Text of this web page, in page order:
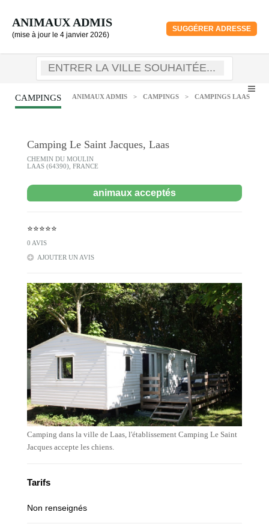
ANIMAUX ADMIS
(mise à jour le 4 janvier 2026)
SUGGÉRER ADRESSE
CAMPINGS ANIMAUX ADMIS > CAMPINGS > CAMPINGS LAAS
Camping Le Saint Jacques, Laas
CHEMIN DU MOULIN
LAAS (64390), FRANCE
animaux acceptés
⭐⭐⭐⭐⭐
0 AVIS
AJOUTER UN AVIS
Camping dans la ville de Laas, l'établissement Camping Le Saint
Jacques accepte les chiens.
Tarifs
Non renseignés